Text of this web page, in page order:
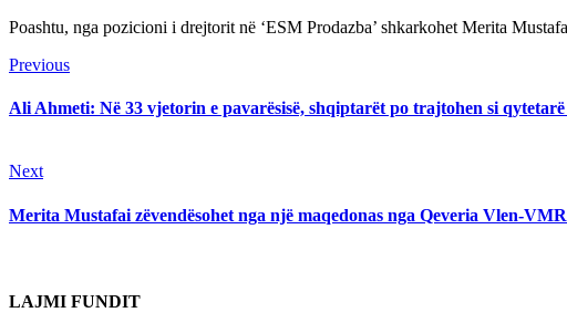
Poashtu, nga pozicioni i drejtorit në ‘ESM Prodazba’ shkarkohet Merita
Continue
Reading
PreviousPrevious
Ali Ahmeti: Në 33 vjetorin e pavarësisë, shqiptarët po trajtohen si
NextNext
Merita Mustafai zëvendësohet nga një maqedonas nga Qeveria Vlen-
LAJMI FUNDIT